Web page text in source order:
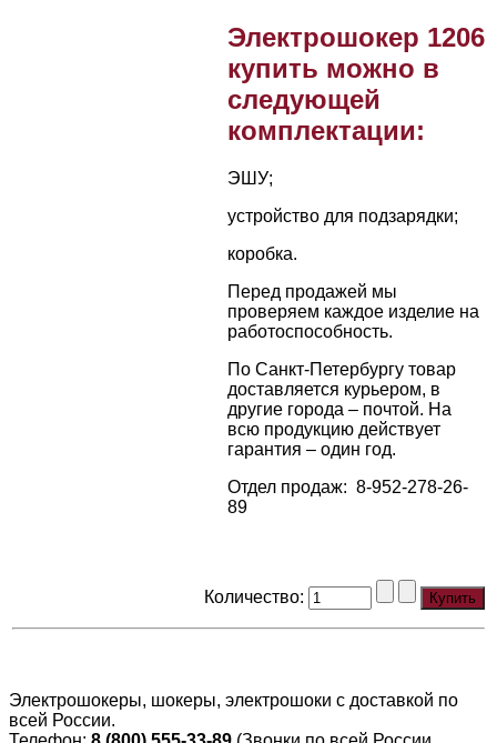
Электрошокер 1206
купить можно в
следующей
комплектации:
ЭШУ;
устройство для подзарядки;
коробка.
Перед продажей мы
проверяем каждое изделие на
работоспособность.
По Санкт-Петербургу товар
доставляется курьером, в
другие города – почтой. На
всю продукцию действует
гарантия – один год.
Отдел продаж: 8-952-278-26-
89
Количество:
Электрошокеры, шокеры, электрошоки с доставкой по
всей России.